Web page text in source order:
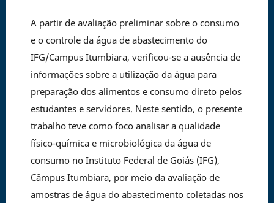
A partir de avaliação preliminar sobre o consumo
e o controle da água de abastecimento do
IFG/Campus Itumbiara, verificou-se a ausência de
informações sobre a utilização da água para
preparação dos alimentos e consumo direto pelos
estudantes e servidores. Neste sentido, o presente
trabalho teve como foco analisar a qualidade
físico-química e microbiológica da água de
consumo no Instituto Federal de Goiás (IFG),
Câmpus Itumbiara, por meio da avaliação de
amostras de água do abastecimento coletadas nos